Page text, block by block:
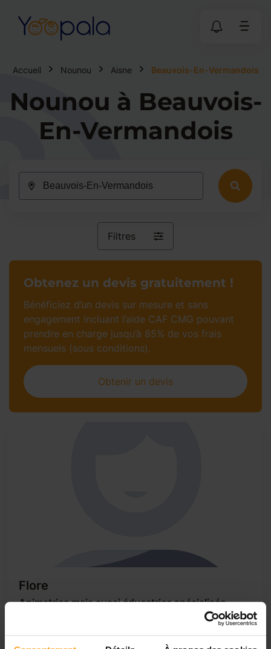
Accueil Nounou Aisne Beauvois-En-Vermandois
Nounou à Beauvois-
En-Vermandois
Filtres
Flore
Animatrice mais aussi éducatrice spécialisée
Bonjour, Je m’appelle Flore, j’ai 21 ans, je suis diplômée
de l’education. J’ai alors de multiples expériences auprès
Obtenez un devis gratuitement !
Bénéficiez d’un devis sur mesure et sans
engagement incluant l’aide CAF CMG pouvant
prendre en charge jusqu’à 85% de vos frais
mensuels (sous conditions).
Obtenir un devis